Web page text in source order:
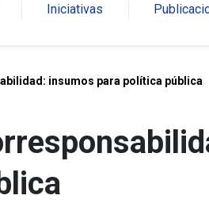
Iniciativas
insumos para política pública